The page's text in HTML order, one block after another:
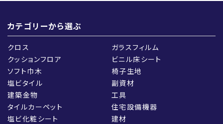
カテゴリーから選ぶ
クロス
クッションフロア
ソフト巾木
塩ビタイル
建築金物
タイルカーペット
塩ビ化粧シート
ガラスフィルム
ビニル床シート
椅子生地
副資材
工具
住宅設備機器
建材